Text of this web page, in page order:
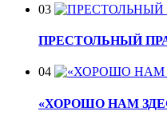
03
ПРЕСТОЛЬНЫЙ
04
«ХОРОШО НАМ